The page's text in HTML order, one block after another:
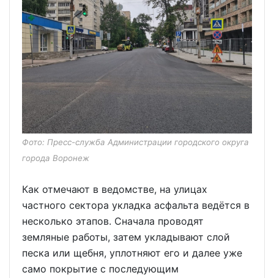
Фото: Пресс-служба Администрации городского округа
города Воронеж
Как отмечают в ведомстве, на улицах
частного сектора укладка асфальта ведётся в
несколько этапов. Сначала проводят
земляные работы, затем укладывают слой
песка или щебня, уплотняют его и далее уже
само покрытие с последующим